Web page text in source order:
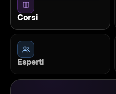
Corsi
Esperti